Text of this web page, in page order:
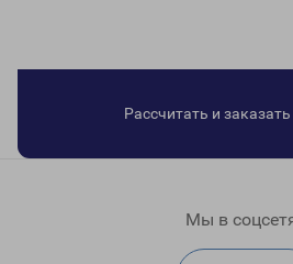
Рассчитать и
Мы в